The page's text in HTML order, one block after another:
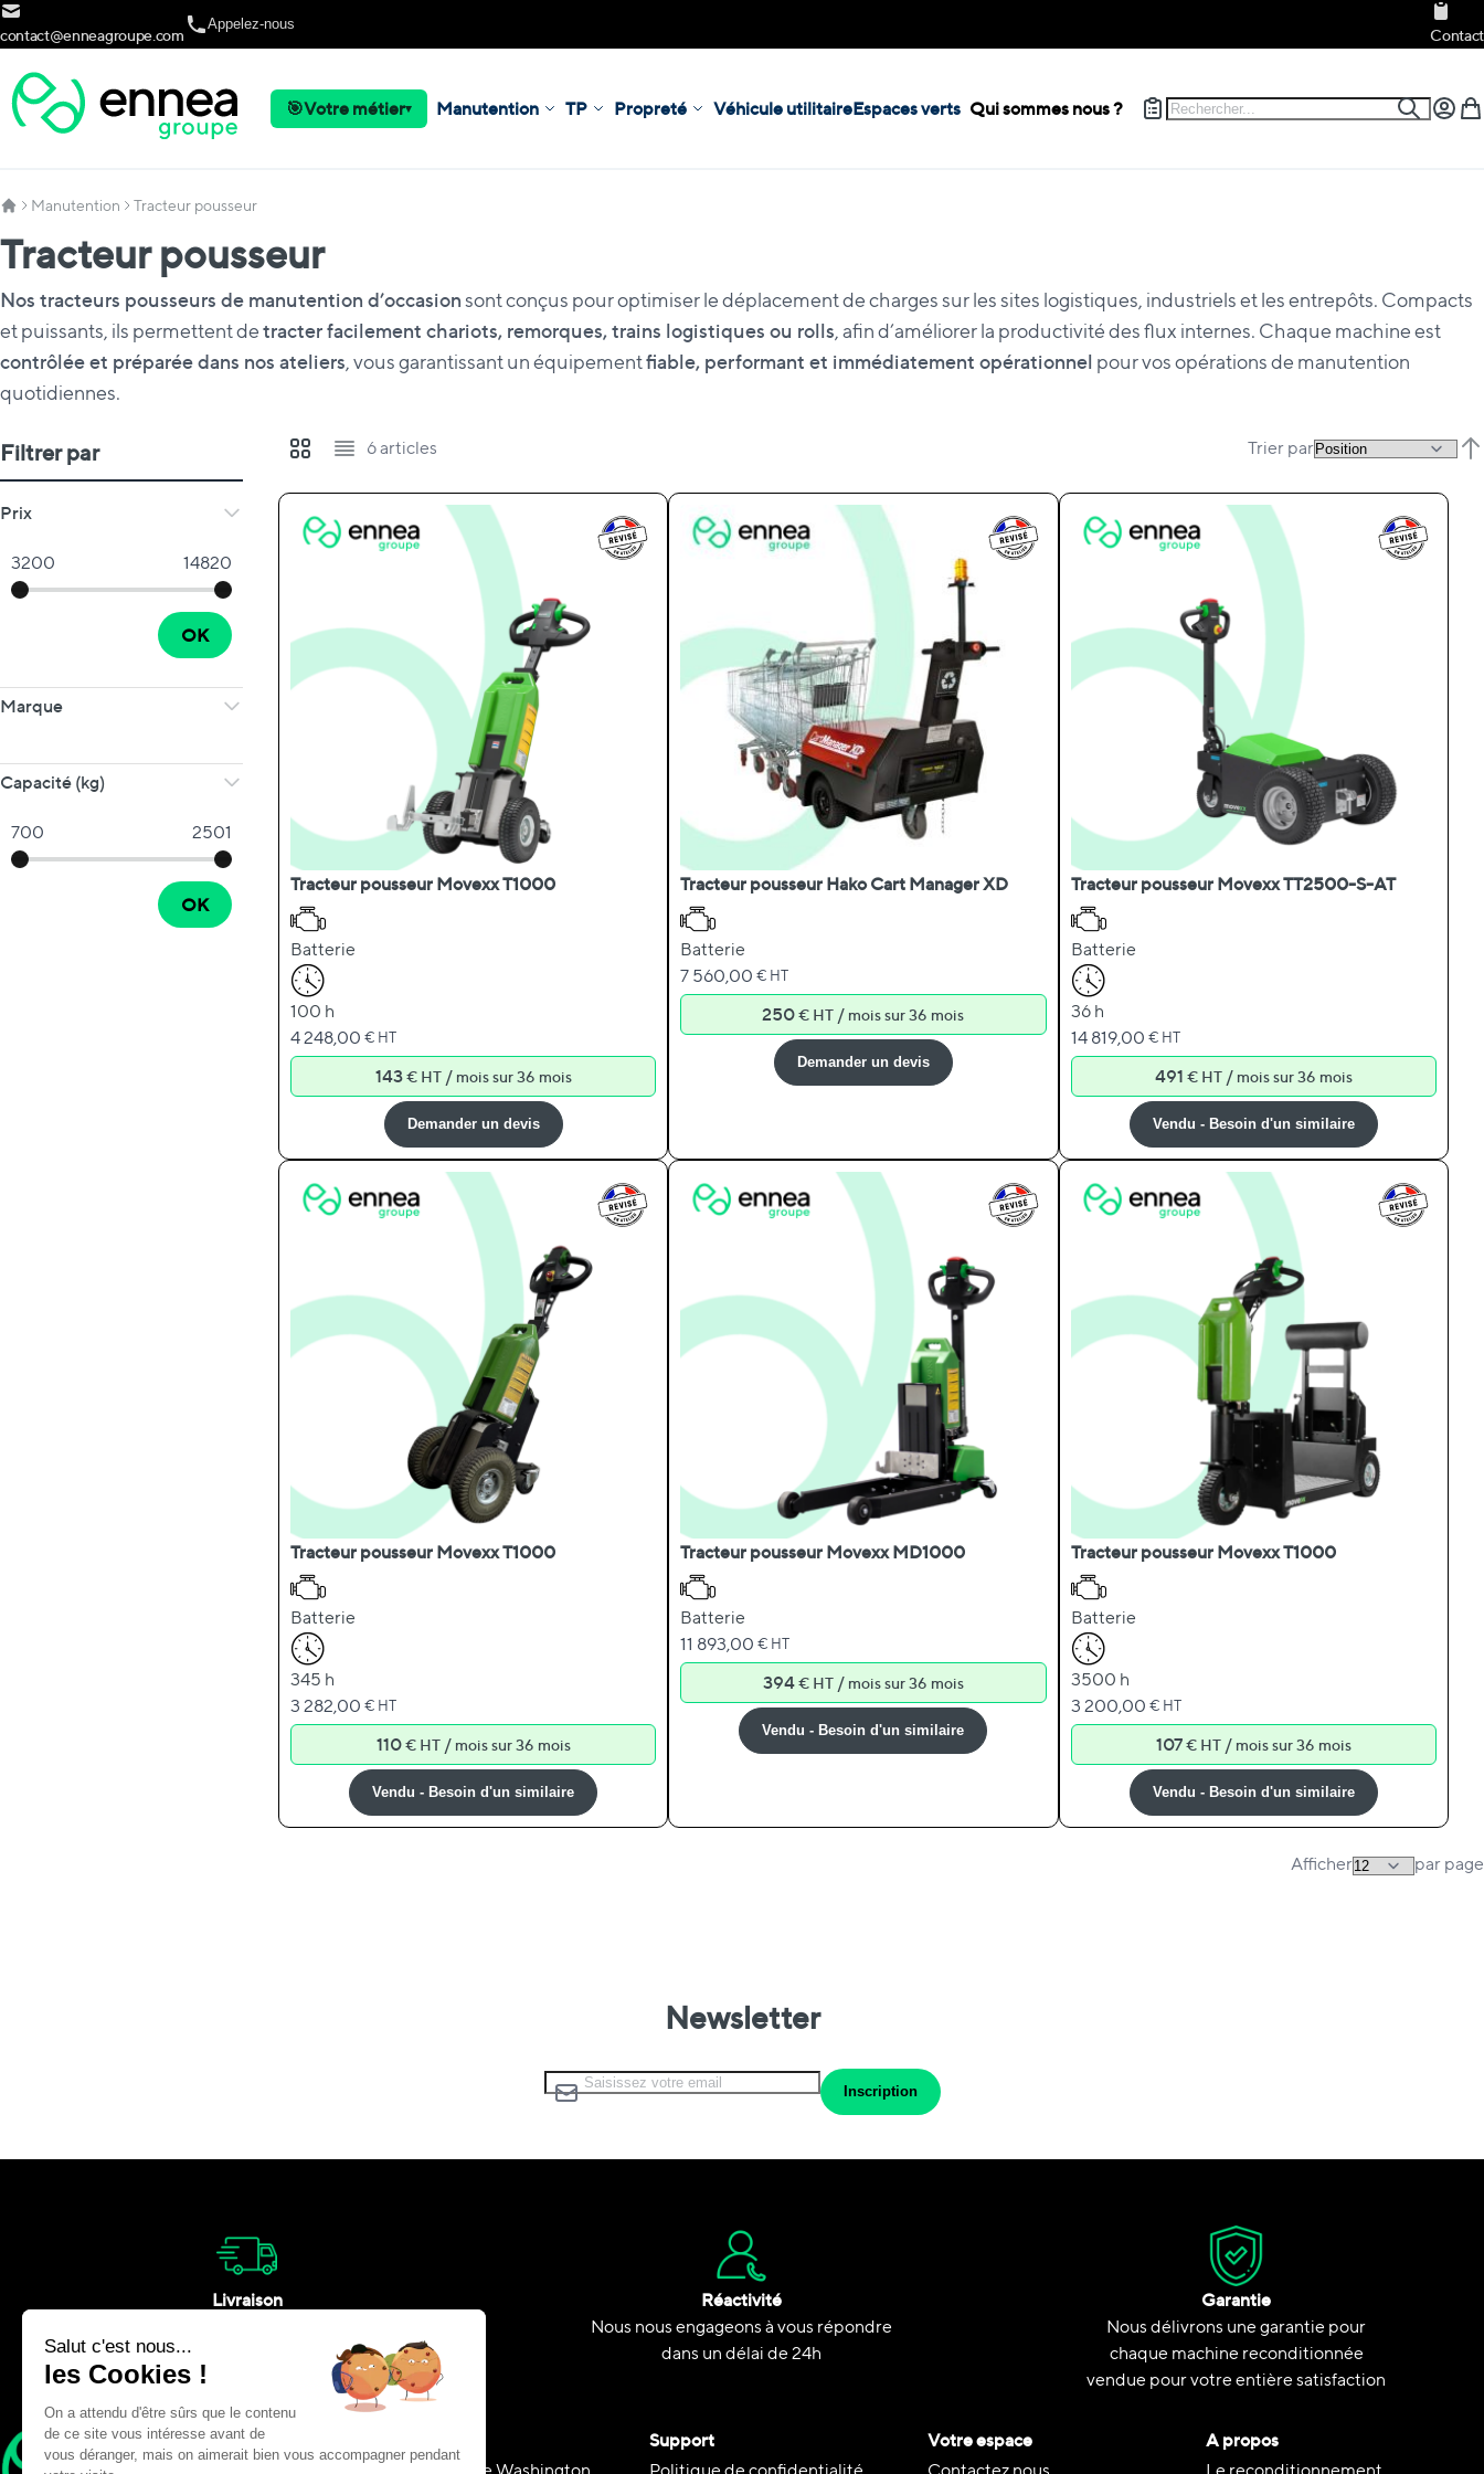
Allez au contenu
contact@enneagroupe.com
Appelez-nous
Contact
Manutention TP Propreté Véhicule utilitaireEspaces verts
🎯Votre métier▾ Qui sommes nous ? Rechercher
Mon
Manutention Tracteur pousseur
Tracteur pousseur
Nos tracteurs pousseurs de manutention d’occasionsont conçus pour optimiser le déplacement de charges sur les sites logistiques, industriels et les entrepôts. Compacts
et puissants, ils permettent detracter facilement chariots, remorques, trains logistiques ou rolls, afin d’améliorer la productivité des flux internes. Chaque machine est
contrôlée et préparée dans nos ateliers, vous garantissant un équipementfiable, performant et immédiatement opérationnel pour vos opérations de manutention
quotidiennes.
Filtrer par
Prix
3200 14820
OK
Marque
Capacité (kg)
700 2501
OK
Afficher en
6articles
Trier par
Tracteur pousseur Movexx T1000
Batterie
100 h
4 248,00 € HT
143€ HT / mois sur 36 mois
Demander un devis
Tracteur pousseur Hako Cart Manager XD
Batterie
7 560,00€ HT
250€ HT / mois sur 36 mois
Demander un devis
Tracteur pousseur Movexx TT2500-S-AT
Batterie
36 h
14 819,00 € HT
491 € HT / mois sur 36 mois
Vendu - Besoin d'un similaire
Tracteur pousseur Movexx T1000
Batterie
345 h
3 282,00 € HT
110€ HT / mois sur 36 mois
Vendu - Besoin d'un similaire
Tracteur pousseur Movexx MD1000
Batterie
11 893,00€ HT
394€ HT / mois sur 36 mois
Vendu - Besoin d'un similaire
Tracteur pousseur Movexx T1000
Batterie
3500 h
3 200,00 € HT
107€ HT / mois sur 36 mois
Vendu - Besoin d'un similaire
Afficher par page
Newsletter
Inscription à notre lettre d’information :
Inscription
Livraison Réactivité
Nous nous engageons à vous répondre
dans un délai de 24h
Garantie
Nous délivrons une garantie pour
chaque machine reconditionnée
vendue pour votre entière satisfaction
575 Av. George Washington
Support
Politique de confidentialité
Votre espace
Contactez nous
A propos
Le reconditionnement